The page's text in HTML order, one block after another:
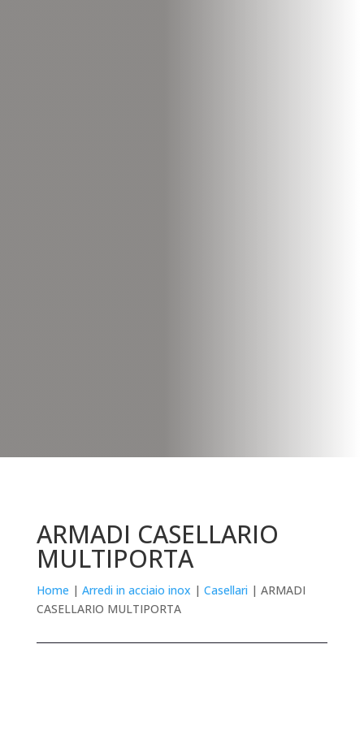
ARMADI CASELLARIO
MULTIPORTA
Home | Arredi in acciaio inox | Casellari | ARMADI
CASELLARIO MULTIPORTA